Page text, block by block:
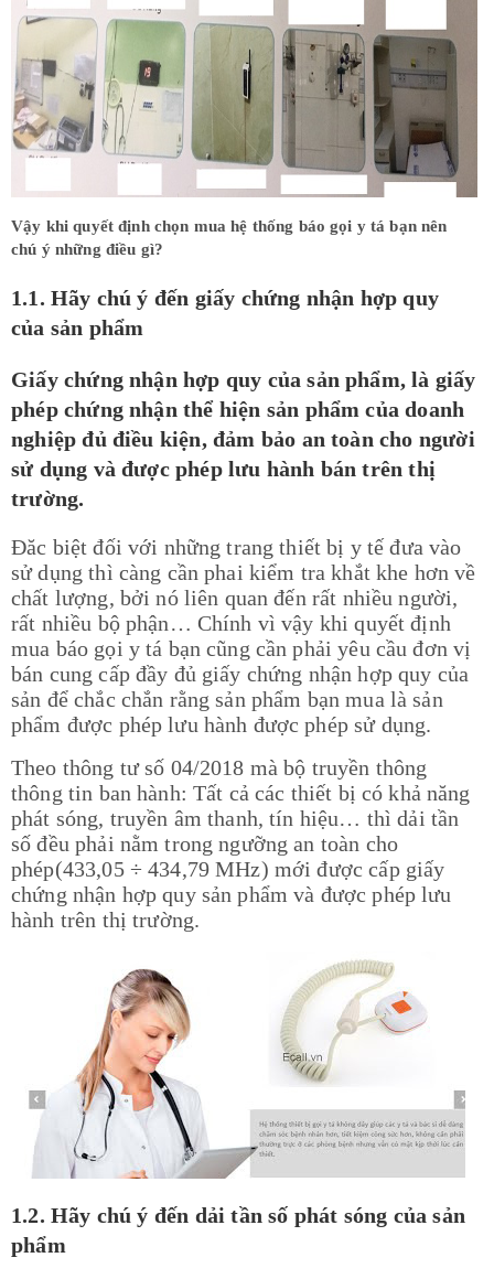
Vậy khi quyết định chọn mua hệ thống báo gọi y tá bạn nên
chú ý những điều gì?
1.1. Hãy chú ý đến giấy chứng nhận hợp quy
của sản phẩm
Giấy chứng nhận hợp quy của sản phẩm, là giấy
phép chứng nhận thể hiện sản phẩm của doanh
nghiệp đủ điều kiện, đảm bảo an toàn cho người
sử dụng và được phép lưu hành bán trên thị
trường.
Đăc biệt đối với những trang thiết bị y tế đưa vào
sử dụng thì càng cần phai kiểm tra khắt khe hơn về
chất lượng, bởi nó liên quan đến rất nhiều người,
rất nhiều bộ phận… Chính vì vậy khi quyết định
mua báo gọi y tá bạn cũng cần phải yêu cầu đơn vị
bán cung cấp đầy đủ giấy chứng nhận hợp quy của
sản để chắc chắn rằng sản phẩm bạn mua là sản
phẩm được phép lưu hành được phép sử dụng.
Theo thông tư số 04/2018 mà bộ truyền thông
thông tin ban hành: Tất cả các thiết bị có khả năng
phát sóng, truyền âm thanh, tín hiệu… thì dải tần
số đều phải nằm trong ngưỡng an toàn cho
phép(433,05 ÷ 434,79 MHz) mới được cấp giấy
chứng nhận hợp quy sản phẩm và được phép lưu
hành trên thị trường.
1.2. Hãy chú ý đến dải tần số phát sóng của sản
phẩm